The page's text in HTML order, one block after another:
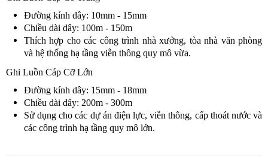
Đường kính dây: 10mm - 15mm
Chiều dài dây: 100m - 150m
Thích hợp cho các công trình nhà xưởng, tòa nhà văn phòng
và hệ thống hạ tầng viễn thông quy mô vừa.
Ghi Luồn Cáp Cỡ Lớn
Đường kính dây: 15mm - 18mm
Chiều dài dây: 200m - 300m
Sử dụng cho các dự án điện lực, viễn thông, cấp thoát nước và
các công trình hạ tầng quy mô lớn.